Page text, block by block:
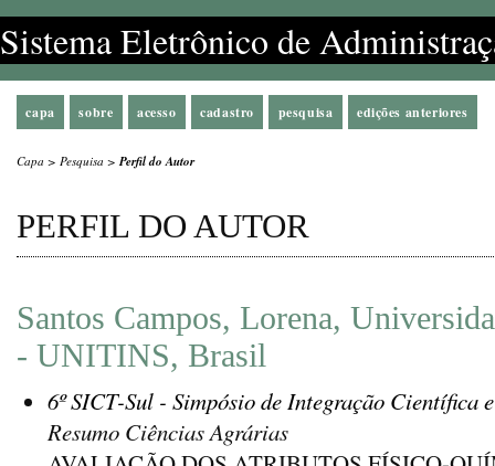
Sistema Eletrônico de
capa sobre acesso cadastro pesquisa edições anteriores
Capa > Pesquisa >Perfil do Autor
PERFIL DO AUTOR
Santos Campos, Lorena,
- UNITINS, Brasil
6º SICT-Sul - Simpósio de Integração Científica
Resumo Ciências Agrárias